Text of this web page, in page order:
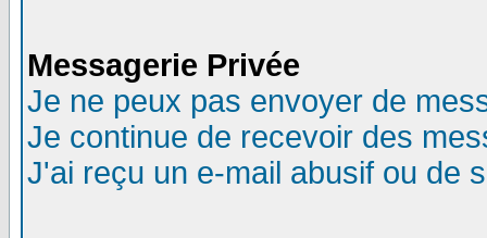
Messagerie Privée
Je ne peux pas envoyer de
Je continue de recevoir des
J'ai reçu un e-mail abusif ou de